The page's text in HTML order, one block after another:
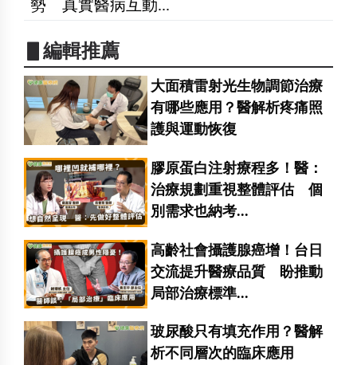
勢 真實醫病互動...
▋編輯推薦
大面積雷射光生物調節治療
有哪些應用？醫解析疼痛照
護與運動恢復
膠原蛋白注射療程多！醫：
治療規劃重視整體評估 個
別需求也納考...
高齡社會攝護腺癌增！台日
交流提升醫療品質 盼推動
局部治療標準...
玻尿酸只有填充作用？醫解
析不同層次的臨床應用